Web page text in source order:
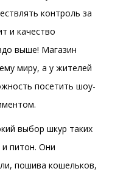
контроль за
и качество
выше! Магазин
миру, а у жителей
посетить шоу-
выбор шкур таких
и питон. Они
пошива кошельков,